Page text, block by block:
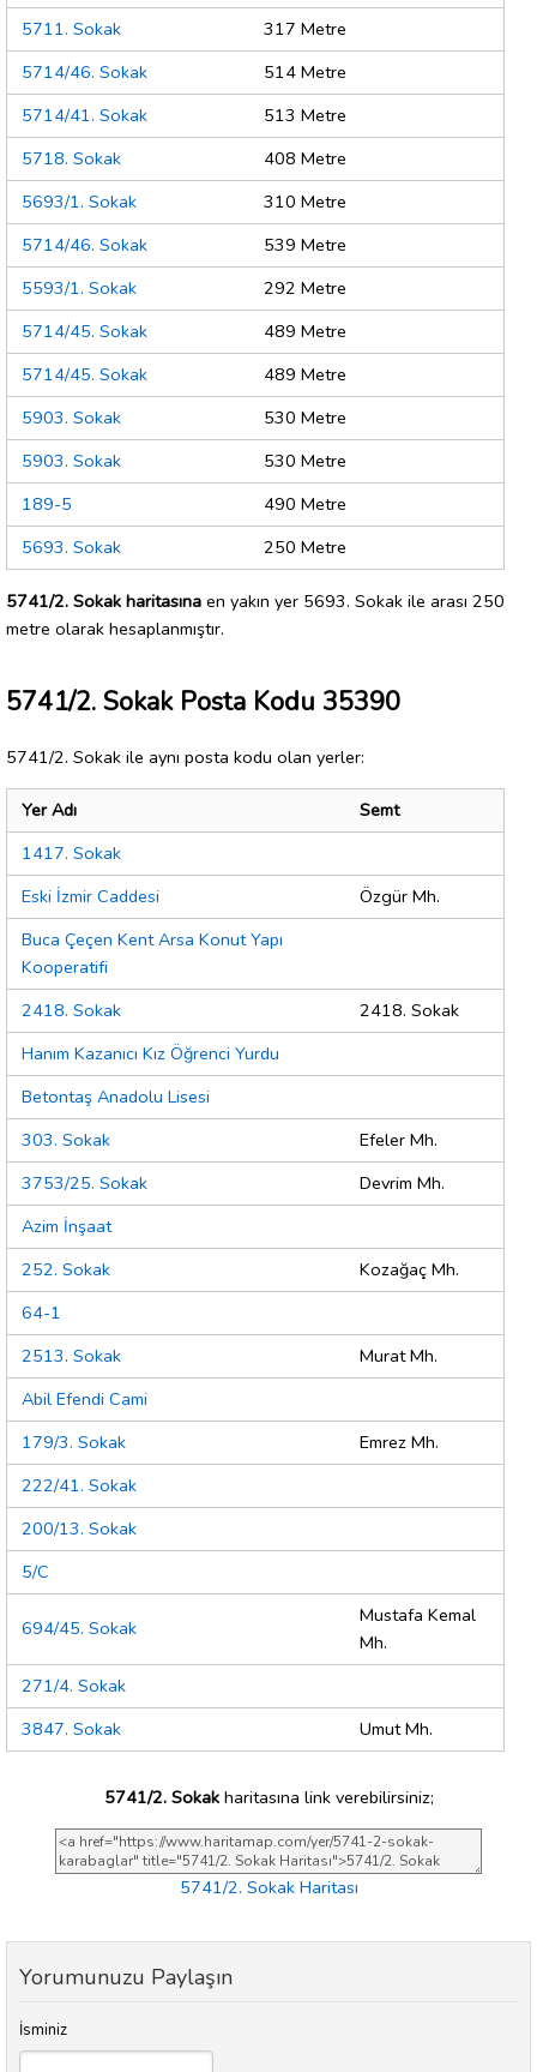
5711. Sokak
317 Metre
5714/46. Sokak
514 Metre
5714/41. Sokak
513 Metre
5718. Sokak
408 Metre
5693/1. Sokak
310 Metre
5714/46. Sokak
539 Metre
5593/1. Sokak
292 Metre
5714/45. Sokak
489 Metre
5714/45. Sokak
489 Metre
5903. Sokak
530 Metre
5903. Sokak
530 Metre
189-5
490 Metre
5693. Sokak
250 Metre
5741/2. Sokak haritasına en yakın yer 5693. Sokak ile arası 250
metre olarak hesaplanmıştır.
5741/2. Sokak Posta Kodu 35390
5741/2. Sokak ile aynı posta kodu olan yerler:
Yer Adı
Semt
1417. Sokak
Eski İzmir Caddesi
Özgür Mh.
Buca Çeçen Kent Arsa Konut Yapı
Kooperatifi
2418. Sokak
2418. Sokak
Hanım Kazanıcı Kız Öğrenci Yurdu
Betontaş Anadolu Lisesi
303. Sokak
Efeler Mh.
3753/25. Sokak
Devrim Mh.
Azim İnşaat
252. Sokak
Kozağaç Mh.
64-1
2513. Sokak
Murat Mh.
Abil Efendi Cami
179/3. Sokak
Emrez Mh.
222/41. Sokak
200/13. Sokak
5/C
694/45. Sokak
Mustafa Kemal
Mh.
271/4. Sokak
3847. Sokak
Umut Mh.
5741/2. Sokakharitasına link verebilirsiniz;
5741/2. Sokak Haritası
Yorumunuzu Paylaşın
İsminiz